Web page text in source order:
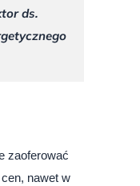
ds.
zaoferować
nawet w